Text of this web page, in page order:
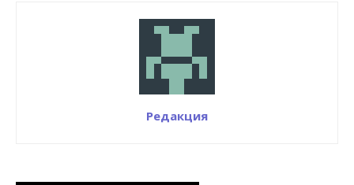
Редакция